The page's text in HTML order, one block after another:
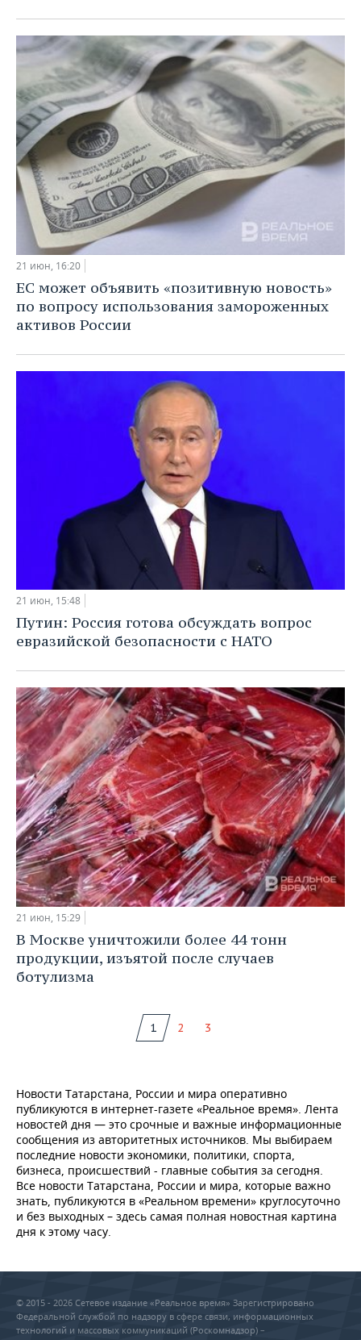
21 июн, 16:20
ЕС может объявить «позитивную новость»
по вопросу использования замороженных
активов России
21 июн, 15:48
Путин: Россия готова обсуждать вопрос
евразийской безопасности с НАТО
21 июн, 15:29
В Москве уничтожили более 44 тонн
продукции, изъятой после случаев
ботулизма
1 2 3
Новости Татарстана, России и мира оперативно
публикуются в интернет-газете «Реальное время». Лента
новостей дня — это срочные и важные информационные
сообщения из авторитетных источников. Мы выбираем
последние новости экономики, политики, спорта,
бизнеса, происшествий - главные события за сегодня.
Все новости Татарстана, России и мира, которые важно
знать, публикуются в «Реальном времени» круглосуточно
и без выходных – здесь самая полная новостная картина
дня к этому часу.
© 2015 - 2026 Сетевое издание «Реальное время» Зарегистрировано
Федеральной службой по надзору в сфере связи, информационных
технологий и массовых коммуникаций (Роскомнадзор) –